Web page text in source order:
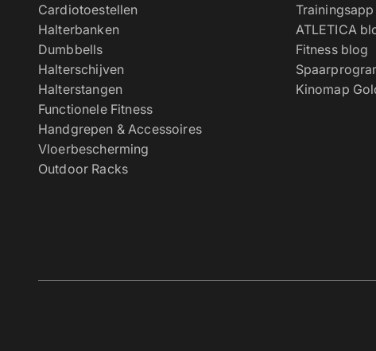
Cardiotoestellen
Halterbanken
Dumbbells
Halterschijven
Halterstangen
Functionele Fitness
Handgrepen & Accessoires
Vloerbescherming
Outdoor Racks
Trainingsapp
ATLETICA
Fitness blog
Kinomap